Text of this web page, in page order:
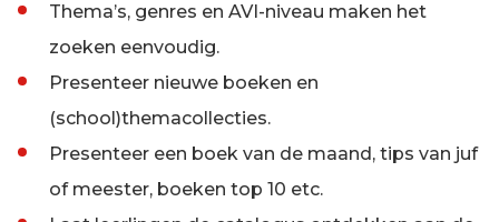
Thema’s, genres en AVI-niveau maken het
zoeken eenvoudig.
Presenteer nieuwe boeken en
(school)themacollecties.
Presenteer een boek van de maand, tips van juf
of meester, boeken top 10 etc.